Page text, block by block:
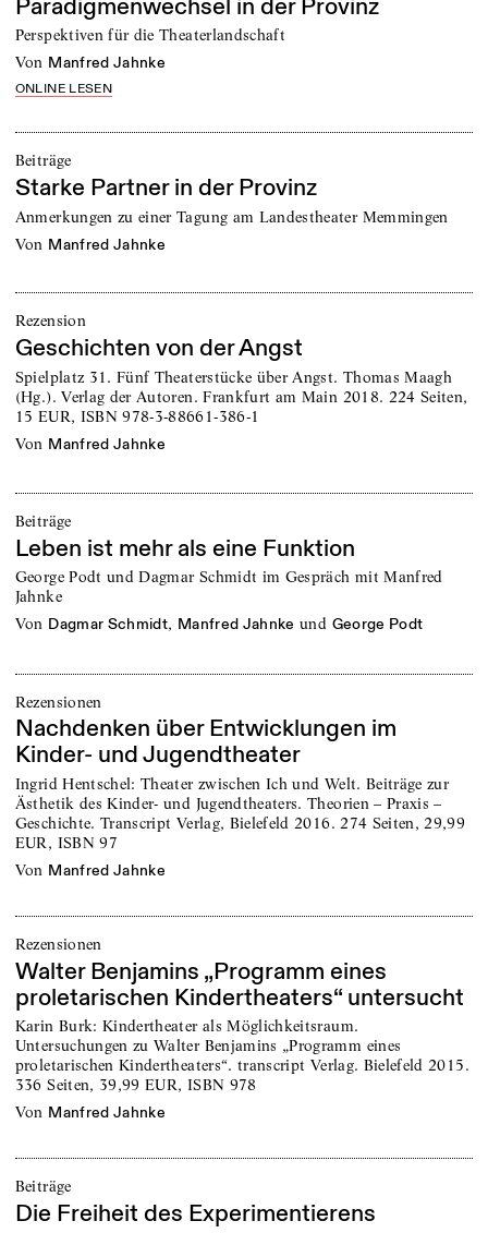
Paradigmenwechsel in der Provinz
Perspektiven für die Theaterlandschaft
von Manfred Jahnke
ONLINE LESEN
Beiträge
Starke Partner in der Provinz
Anmerkungen zu einer Tagung am Landestheater Memmingen
von Manfred Jahnke
Rezension
Geschichten von der Angst
Spielplatz 31. Fünf Theaterstücke über Angst. Thomas Maagh
(Hg.). Verlag der Autoren. Frankfurt am Main 2018. 224 Seiten,
15 EUR, ISBN 978-3-88661-386-1
von Manfred Jahnke
Beiträge
Leben ist mehr als eine Funktion
George Podt und Dagmar Schmidt im Gespräch mit Manfred
Jahnke
von Dagmar Schmidt, Manfred Jahnke und George Podt
Rezensionen
Nachdenken über Entwicklungen im
Kinder- und Jugendtheater
Ingrid Hentschel: Theater zwischen Ich und Welt. Beiträge zur
Ästhetik des Kinder- und Jugendtheaters. Theorien – Praxis –
Geschichte. Transcript Verlag, Bielefeld 2016. 274 Seiten, 29,99
EUR, ISBN 97
von Manfred Jahnke
Rezensionen
Walter Benjamins „Programm eines
proletarischen Kindertheaters“ untersucht
Karin Burk: Kindertheater als Möglichkeitsraum.
Untersuchungen zu Walter Benjamins „Programm eines
proletarischen Kindertheaters“. transcript Verlag. Bielefeld 2015.
336 Seiten, 39,99 EUR, ISBN 978
von Manfred Jahnke
Beiträge
Die Freiheit des Experimentierens